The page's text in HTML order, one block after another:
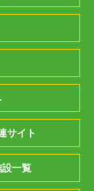
サイト
設一覧